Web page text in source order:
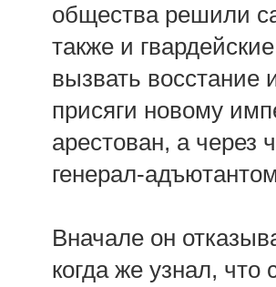
общества решили
также и
вызвать восстание
присяги новому
арестован, а через
генерал-
Вначале он
когда же узнал, что